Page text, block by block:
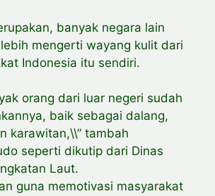
banyak negara lain
mengerti wayang kulit dari
Indonesia itu sendiri.
orang dari luar negeri sudah
baik sebagai dalang,
karawitan,\\” tambah
seperti dikutip dari Dinas
Laut.
guna memotivasi masyarakat